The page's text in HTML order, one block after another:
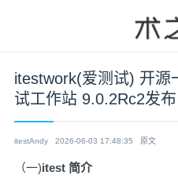
itestwork(爱测试) 开源
试工作站 9.0.2Rc2发布
itestAndy 2026-06-03 17:48:35 原文
（一)itest 简介